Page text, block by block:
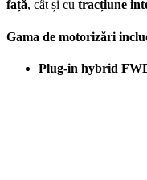
față, cât și cu tracțiune
Gama de motorizări
Plug-in hybrid